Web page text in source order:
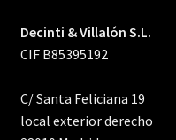
Decinti & Villalón S.L.
CIF B85395192
C/ Santa Feliciana 19
local exterior derecho